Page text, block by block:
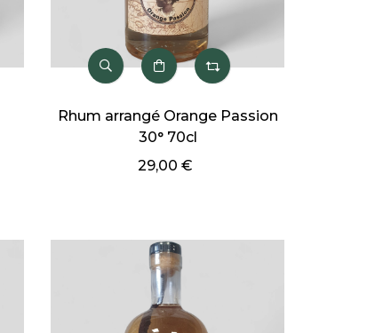
Rhum arrangé Orange Passion
30° 70cl
29,00 €